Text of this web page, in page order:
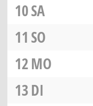
10SA
11 SO
12MO
13DI